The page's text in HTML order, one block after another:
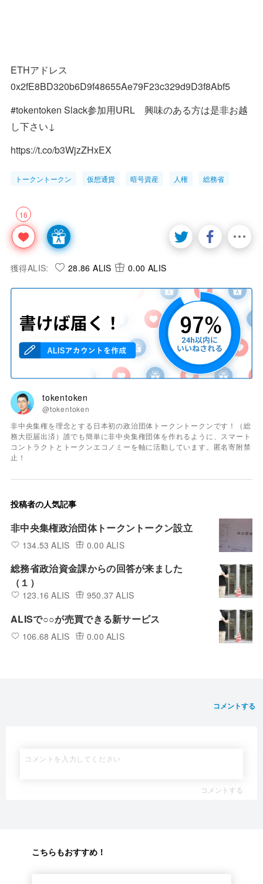
ETHアドレス
0x2fE8BD320b6D9f48655Ae79F23c329d9D3f8Abf5
#tokentoken Slack参加用URL 興味のある方は是非お越
し下さい↓
https://t.co/b3WjzZHxEX
トークントークン 仮想通貨 暗号資産 人権 総務省
16
獲得ALIS: 28.86 ALIS 0.00 ALIS
tokentoken
@tokentoken
非中央集権を理念とする日本初の政治団体トークントークンです！（総
務大臣届出済）誰でも簡単に非中央集権団体を作れるように、スマート
コントラクトとトークンエコノミーを軸に活動しています。匿名寄附禁
止！
投稿者の人気記事
非中央集権政治団体トークントークン設立
134.53 ALIS 0.00 ALIS
総務省政治資金課からの回答が来ました
（１）
123.16 ALIS 950.37 ALIS
ALISで○○が売買できる新サービス
106.68 ALIS 0.00 ALIS
コメントする
コメントする
こちらもおすすめ！